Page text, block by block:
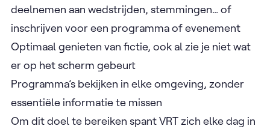
deelnemen aan wedstrijden, stemmingen… of
inschrijven voor een programma of evenement
Optimaal genieten van fictie, ook al zie je niet wat
er op het scherm gebeurt
Programma’s bekijken in elke omgeving, zonder
essentiële informatie te missen
Om dit doel te bereiken spant VRT zich elke dag in